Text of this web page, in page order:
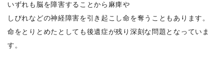
いずれも脳を障害することから麻痺や
しびれなどの神経障害を引き起こし命を奪うこともあります。
命をとりとめたとしても後遺症が残り深刻な問題となっていま
す。